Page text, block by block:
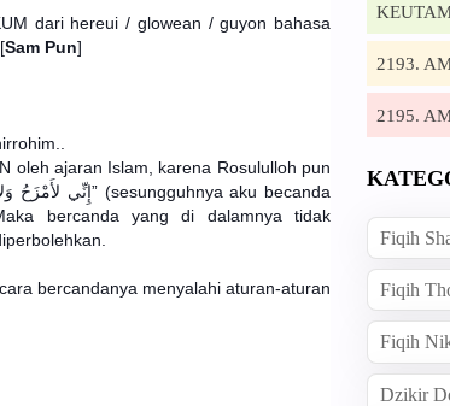
dari hereui / glowean / guyon bahasa
Sam Pun]
oleh ajaran Islam, karena Rosululloh pun
bercanda yang di dalamnya tidak
bercandanya menyalahi aturan-aturan
2193.
2195.
Fiqih
Fiqih
Fiqih
Dzikir